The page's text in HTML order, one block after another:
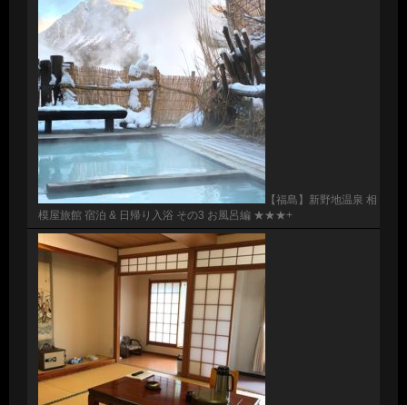
【福島】新野地温泉 相
模屋旅館 宿泊 & 日帰り入浴 その3 お風呂編 ★★★+